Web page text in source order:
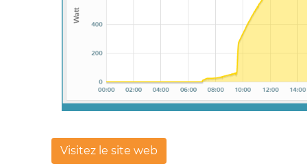
Visitez le site web